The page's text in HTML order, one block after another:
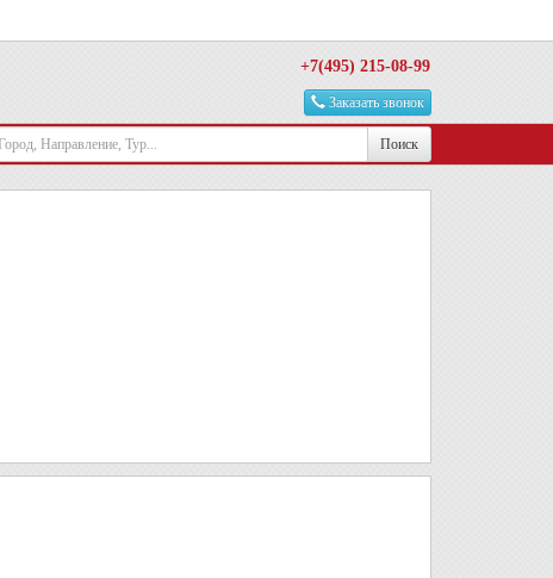
+7(495) 215-08-99
Заказать звонок
Поиск